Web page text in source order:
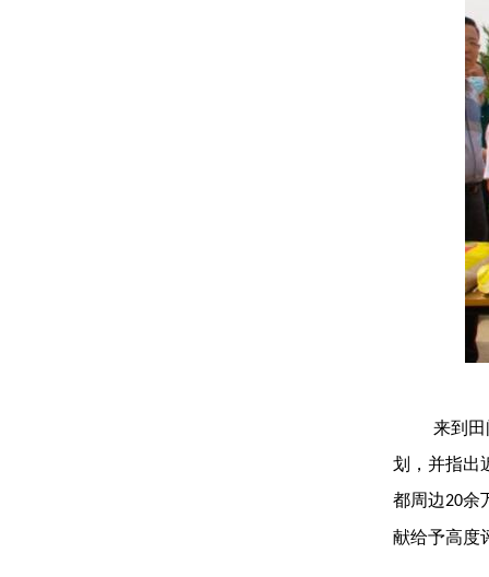
来到
划，并指出
都周边20余
献给予高度